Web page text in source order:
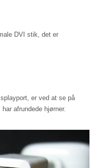
DVI stik, det er
er ved at se på
afrundede hjørner.